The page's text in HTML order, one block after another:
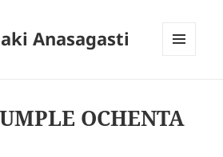
Anasagasti
OCHENTA